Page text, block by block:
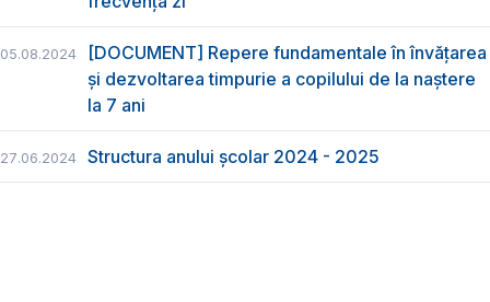
05.08.2024
[DOCUMENT] Repere fundamentale în învățarea
și dezvoltarea timpurie a copilului de la naștere
la 7 ani
27.06.2024 Structura anului școlar 2024 - 2025